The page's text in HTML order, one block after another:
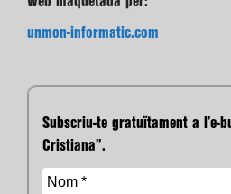
unmon-informatic.com
Subscriu-te gratuïtament a l’e-
Cristiana”.